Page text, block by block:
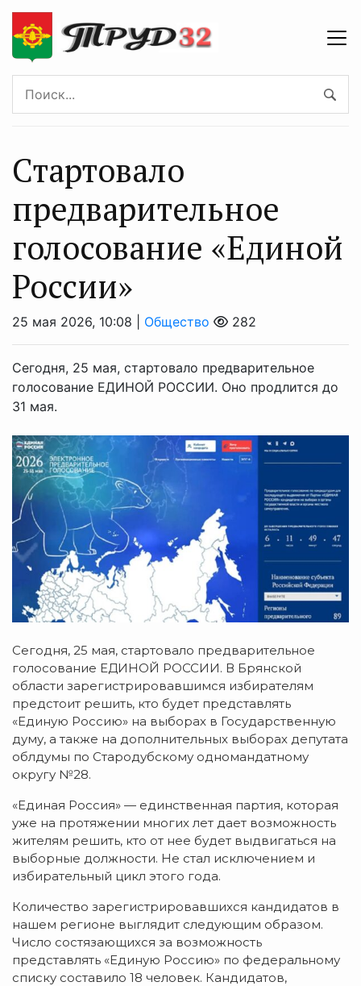
Стартовало
предварительное
голосование «Единой
России»
25 мая 2026, 10:08 | Общество 282
Сегодня, 25 мая, стартовало предварительное
голосование ЕДИНОЙ РОССИИ. Оно продлится до
31 мая.
Сегодня, 25 мая, стартовало предварительное
голосование ЕДИНОЙ РОССИИ. В Брянской
области зарегистрировавшимся избирателям
предстоит решить, кто будет представлять
«Единую Россию» на выборах в Государственную
думу, а также на дополнительных выборах депутата
облдумы по Стародубскому одномандатному
округу №28.
«Единая Россия» — единственная партия, которая
уже на протяжении многих лет дает возможность
жителям решить, кто от нее будет выдвигаться на
выборные должности. Не стал исключением и
избирательный цикл этого года.
Количество зарегистрировавшихся кандидатов в
нашем регионе выглядит следующим образом.
Число состязающихся за возможность
представлять «Единую Россию» по федеральному
списку составило 18 человек. Кандидатов,